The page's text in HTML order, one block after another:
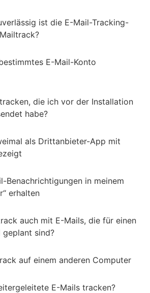
ist die E-Mail-Tracking-
E-Mail-Konto
die ich vor der Installation
habe?
als Drittanbieter-App mit
Benachrichtigungen in meinem
erhalten
auch mit E-Mails, die für einen
geplant sind?
auf einem anderen Computer
E-Mails tracken?